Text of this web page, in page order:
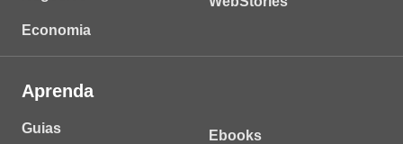
Economia
Aprenda
Guias Ebooks